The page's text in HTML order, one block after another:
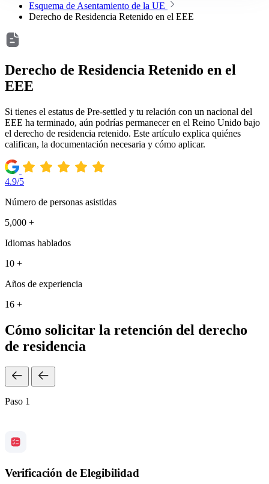
Esquema de Asentamiento de la UE
Derecho de Residencia Retenido en el EEE
Derecho de Residencia Retenido en el
EEE
Si tienes el estatus de Pre-settled y tu relación con un nacional del
EEE ha terminado, aún podrías permanecer en el Reino Unido bajo
el derecho de residencia retenido. Este artículo explica quiénes
califican, la documentación necesaria y cómo aplicar.
4.9/5
Número de personas asistidas
5,000 +
Idiomas hablados
10 +
Años de experiencia
16 +
Cómo solicitar la retención del derecho
de residencia
Paso 1
Verificación de Elegibilidad